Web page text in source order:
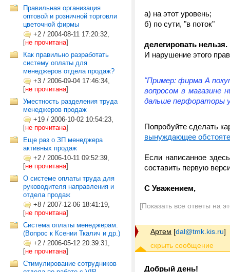
Правильная организация
оптовой и розничной торговли
цветочной фирмы
+2 / 2004-08-11 17:20:32,
[не прочитана]
Как правильно разработать
систему оплаты для
менеджеров отдела продаж?
+3 / 2006-09-04 17:46:34,
[не прочитана]
Уместность разделения труда
менеджеров продаж
+19 / 2006-10-02 10:54:23,
[не прочитана]
Еще раз о ЗП менеджера
активных продаж
+2 / 2006-10-11 09:52:39,
[не прочитана]
О системе оплаты труда для
руководителя направления и
отдела продаж
+8 / 2007-12-06 18:41:19,
[не прочитана]
Система оплаты менеджерам.
(Вопрос к Ксении Ткалич и др.)
+2 / 2006-05-12 20:39:31,
[не прочитана]
Стимулирование сотрудников
а) на этот уровень;
б) по сути, "в поток"
делегировать нельзя.
И нарушение этого
"Пример: фирма А
вопросом в магазине
дальше перфораторы
Попробуйте сделать
вынуждающее
Если написанное
составить первую
С Уважением,
[Показать все ответы на
Артем [dal@tmk.kis.ru]
Добрый день!